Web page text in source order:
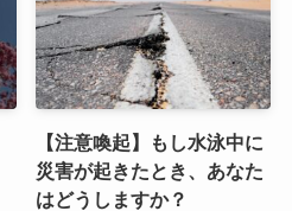
【注意喚起】もし水泳中に
災害が起きたとき、あなた
はどうしますか？